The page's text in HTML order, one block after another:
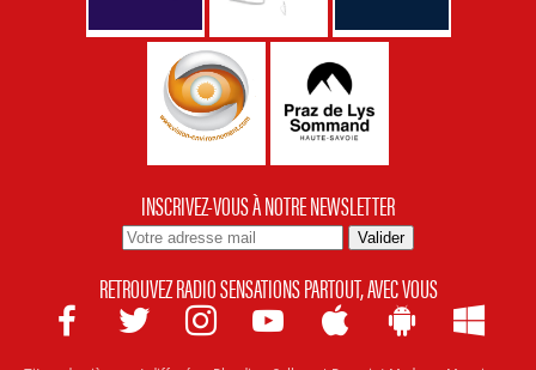
INSCRIVEZ-VOUS À NOTRE NEWSLETTER
RETROUVEZ RADIO SENSATIONS PARTOUT, AVEC VOUS
      